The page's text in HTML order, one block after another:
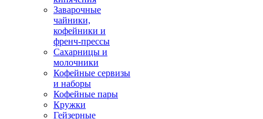
Заварочные
чайники,
кофейники и
френч-прессы
Сахарницы и
молочники
Кофейные сервизы
и наборы
Кофейные пары
Кружки
Гейзерные